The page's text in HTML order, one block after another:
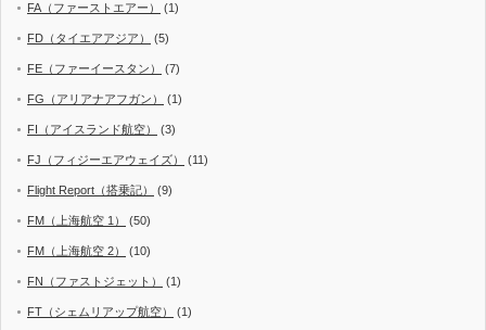
FA（ファーストエアー） (1)
FD（タイエアアジア） (5)
FE（ファーイースタン） (7)
FG（アリアナアフガン） (1)
FI（アイスランド航空） (3)
FJ（フィジーエアウェイズ） (11)
Flight Report（搭乗記） (9)
FM（上海航空 1） (50)
FM（上海航空 2） (10)
FN（ファストジェット） (1)
FT（シェムリアップ航空） (1)